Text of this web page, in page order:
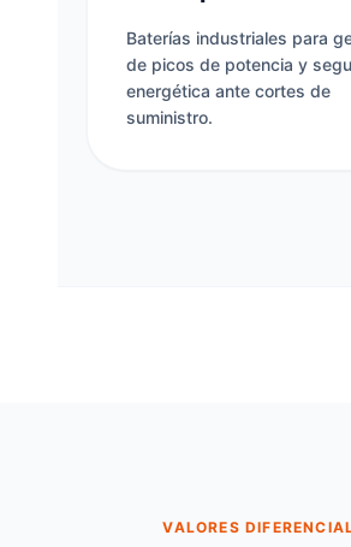
Baterías industriales para
de picos de potencia y
energética ante cortes de
suministro.
VALORES